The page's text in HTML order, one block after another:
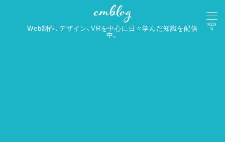
Web制作、デザイン、VRを中心に日々学んだ知識を配信
中。
MEN
U